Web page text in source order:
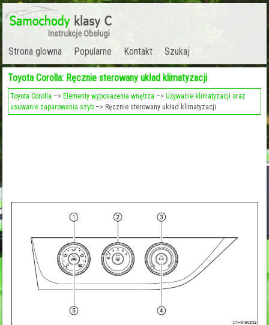
Strona glowna Popularne Kontakt Szukaj
Toyota Corolla: Ręcznie sterowany układ klimatyzacji
Toyota Corolla –> Elementy wyposażenia wnętrza –>Używanie klimatyzacji oraz
usuwanie zaparowania szyb –> Ręcznie sterowany układ klimatyzacji